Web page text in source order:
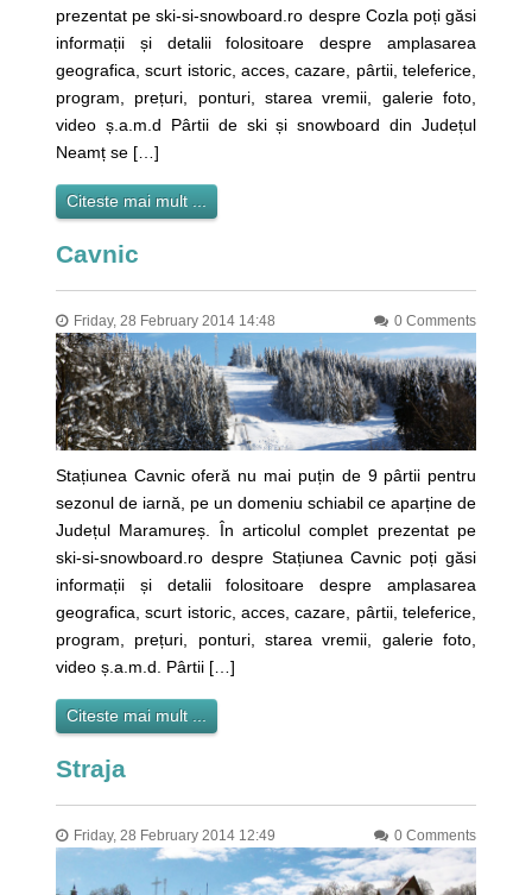
prezentat pe ski-si-snowboard.ro despre Cozla poți găsi
informații și detalii folositoare despre amplasarea
geografica, scurt istoric, acces, cazare, pârtii, teleferice,
program, prețuri, ponturi, starea vremii, galerie foto,
video ș.a.m.d Pârtii de ski și snowboard din Județul
Neamț se […]
Citeste mai mult ...
Cavnic
Friday, 28 February 2014 14:48 0 Comments
Stațiunea Cavnic oferă nu mai puțin de 9 pârtii pentru
sezonul de iarnă, pe un domeniu schiabil ce aparține de
Județul Maramureș. În articolul complet prezentat pe
ski-si-snowboard.ro despre Stațiunea Cavnic poți găsi
informații și detalii folositoare despre amplasarea
geografica, scurt istoric, acces, cazare, pârtii, teleferice,
program, prețuri, ponturi, starea vremii, galerie foto,
video ș.a.m.d. Pârtii […]
Citeste mai mult ...
Straja
Friday, 28 February 2014 12:49 0 Comments